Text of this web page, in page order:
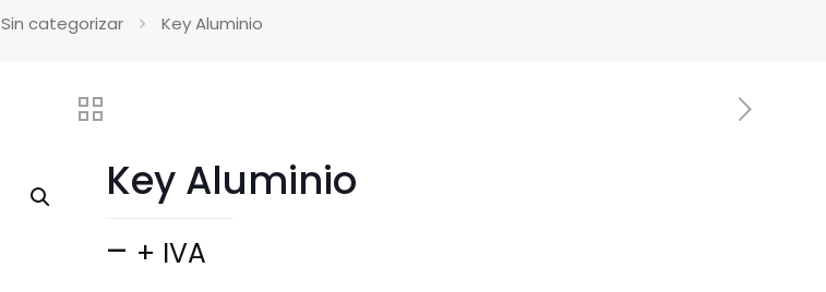
Sin categorizar Key Aluminio
Key Aluminio
– Price
+ IVA